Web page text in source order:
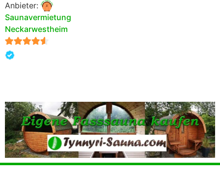
Anbieter:
Saunavermietung
Neckarwestheim
4.33